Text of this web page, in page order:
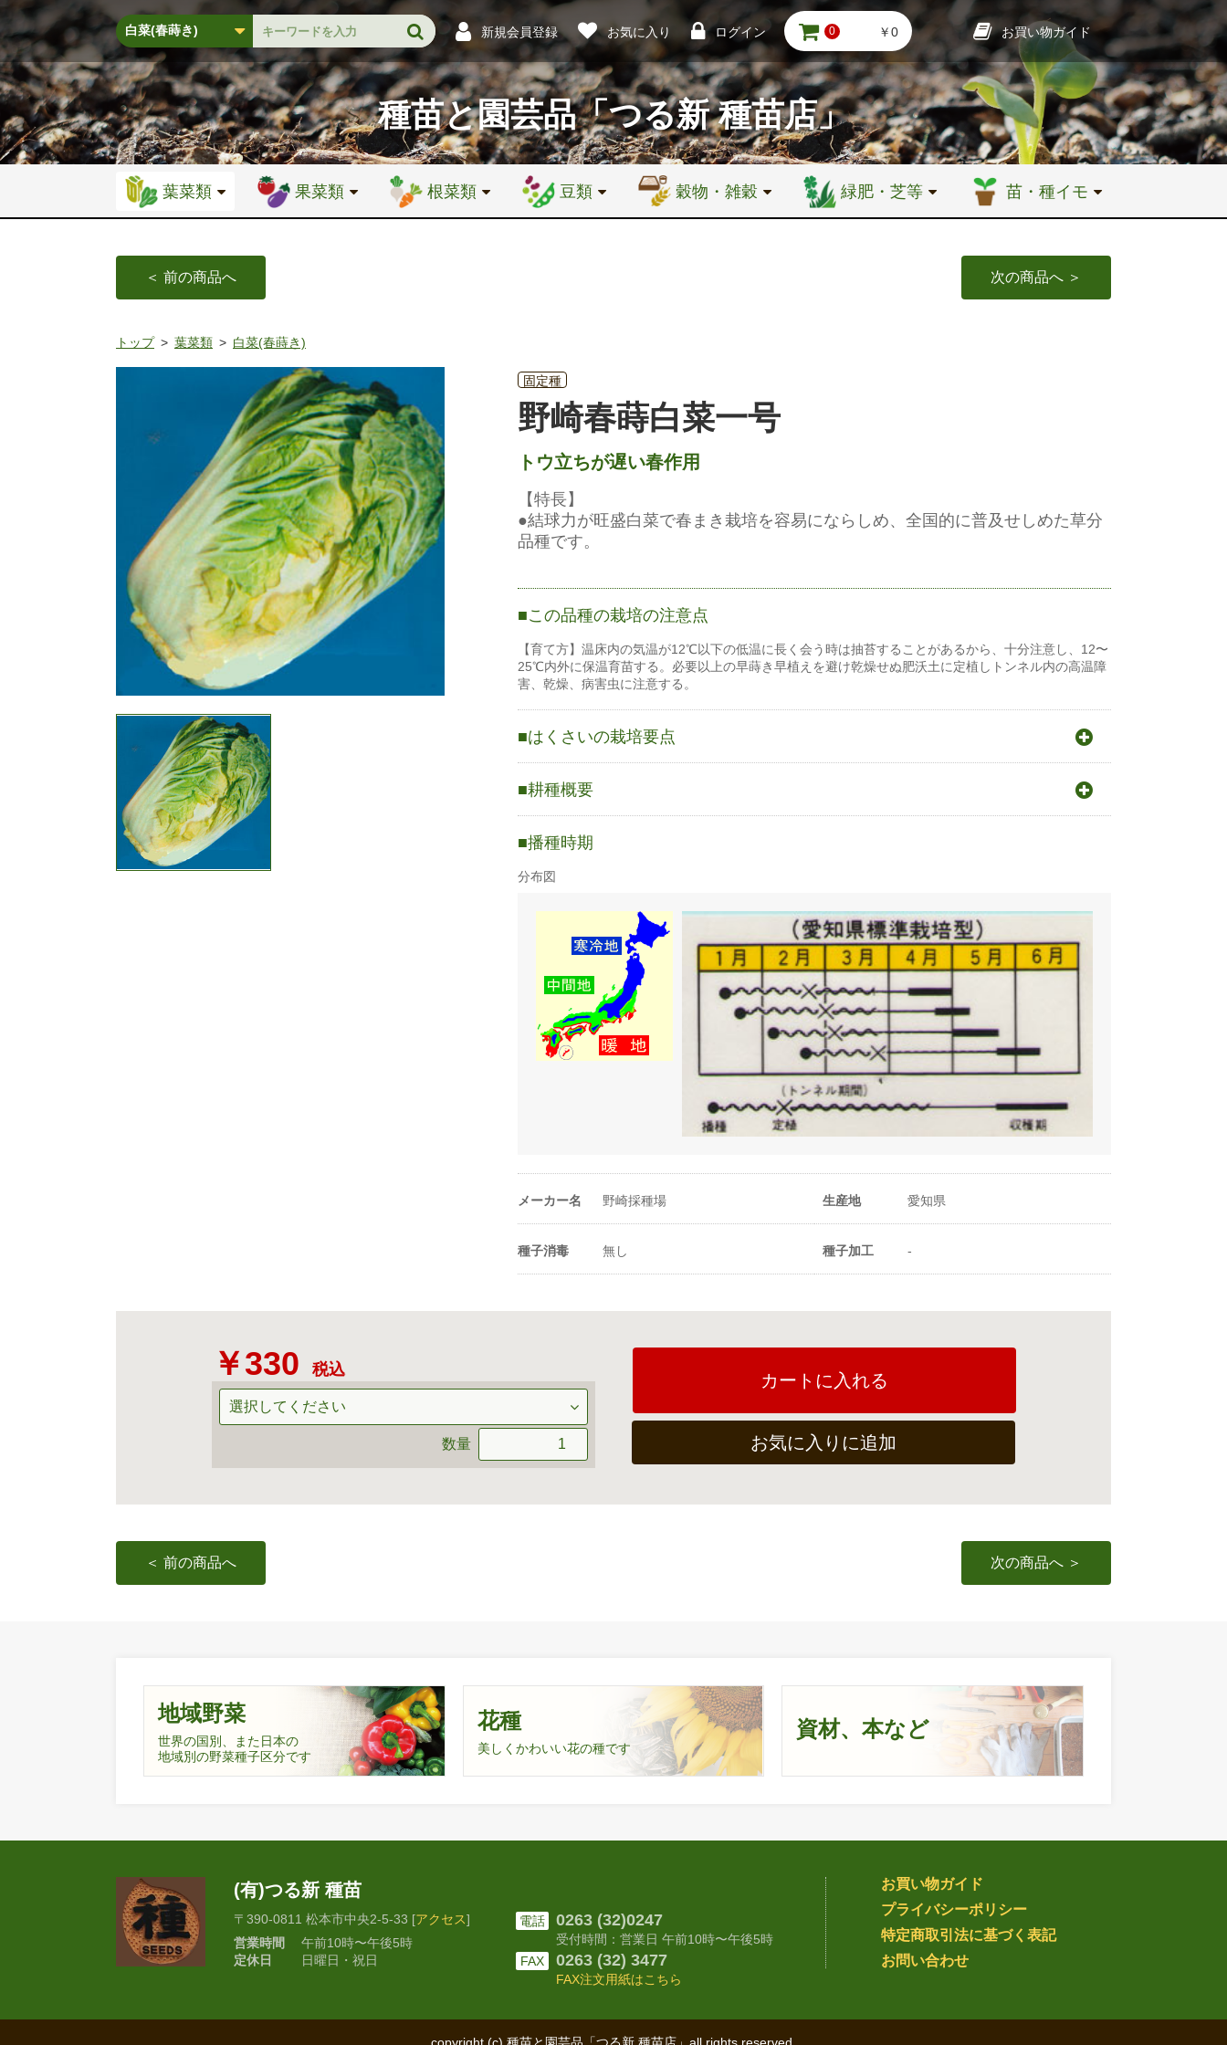
新規会員登録 お気に入り ログイン 0 ￥0 お買い物ガイド
種苗と園芸品「つる新 種苗店」
葉菜類 果菜類 根菜類 豆類 穀物・雑穀 緑肥・芝等 苗・種イモ
＜ 前の商品へ 次の商品へ ＞
トップ 葉菜類 白菜(春蒔き)
固定種
野崎春蒔白菜一号
トウ立ちが遅い春作用
【特長】
●結球力が旺盛白菜で春まき栽培を容易にならしめ、全国的に普及せしめた草分
品種です。
この品種の栽培の注意点
【育て方】温床内の気温が12℃以下の低温に長く会う時は抽苔することがあるから、十分注意し、12〜
25℃内外に保温育苗する。必要以上の早蒔き早植えを避け乾燥せぬ肥沃土に定植しトンネル内の高温障
害、乾燥、病害虫に注意する。
はくさいの栽培要点
中国へ伝播後結球型に改良され普及した。
〇直まきが育てやすい。
〇春作の場合トウ立ちの危険が高い為、抽苔しにくい早生品種を選び育苗期には葉数10枚程度まで低温
耕種概要
蒔き方
1条 株間（cm） 45〜50cm
280〜370株 1m²当たり株数 2.8〜3.7株
1a当たり播種量 1m²当たり播種量 0.03〜0.04ml
1a当たり播種量
525〜1000粒
1m²当たり播種量
（粒数）
5.2〜10粒
3500〜5000粒
播種時期
分布図
メーカー名 野崎採種場 生産地 愛知県
種子消毒 無し 種子加工 -
￥330 税込
数量
カートに入れる
お気に入りに追加
＜ 前の商品へ 次の商品へ ＞
地域野菜
世界の国別、また日本の
地域別の野菜種子区分です
花種
美しくかわいい花の種です
資材、本など
(有)つる新 種苗
〒390-0811 松本市中央2-5-33 [アクセス]
営業時間
午前10時〜午後5時
定休日
日曜日・祝日
電話 0263 (32)0247
受付時間：営業日 午前10時〜午後5時
FAX
0263 (32) 3477
FAX注文用紙はこちら
お買い物ガイド
プライバシーポリシー
特定商取引法に基づく表記
お問い合わせ